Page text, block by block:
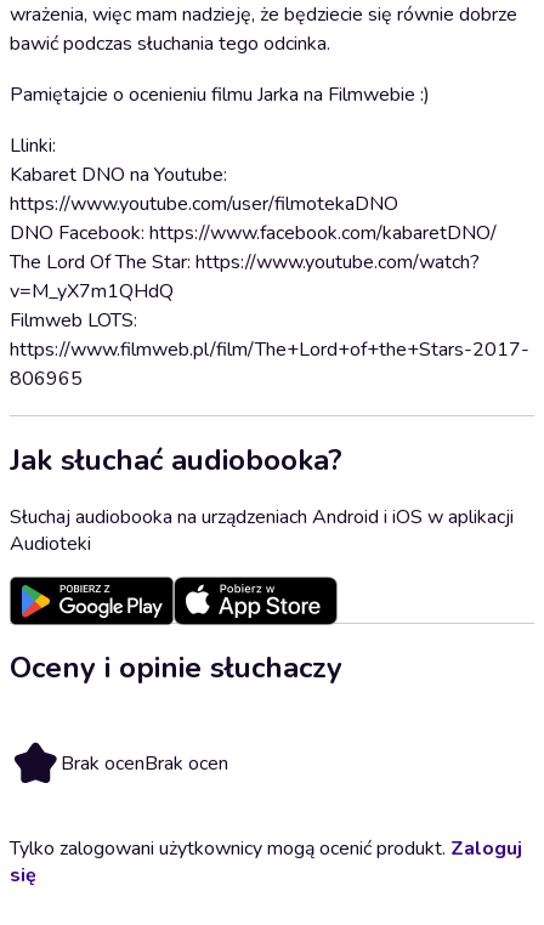
wrażenia, więc mam nadzieję, że będziecie się równie dobrze
bawić podczas słuchania tego odcinka.
Pamiętajcie o ocenieniu filmu Jarka na Filmwebie :)
Llinki:
Kabaret DNO na Youtube:
https://www.youtube.com/user/filmotekaDNO
DNO Facebook: https://www.facebook.com/kabaretDNO/
The Lord Of The Star: https://www.youtube.com/watch?
v=M_yX7m1QHdQ
Filmweb LOTS:
https://www.filmweb.pl/film/The+Lord+of+the+Stars-2017-
806965
Jak słuchać audiobooka?
Słuchaj audiobooka na urządzeniach Android i iOS w aplikacji
Audioteki
Oceny i opinie słuchaczy
Brak ocenBrak ocen
Tylko zalogowani użytkownicy mogą ocenić produkt. Zaloguj
się